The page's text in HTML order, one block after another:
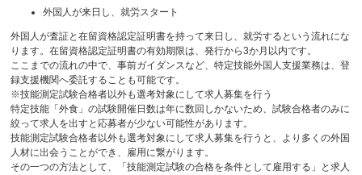
外国人が来日し、就労スタート
外国人が査証と在留資格認定証明書を持って来日し、就労するという流れにな
ります。在留資格認定証明書の有効期限は、発行から3か月以内です。
ここまでの流れの中で、事前ガイダンスなど、特定技能外国人支援業務は、登
録支援機関へ委託することも可能です。
※技能測定試験合格者以外も選考対象にして求人募集を行う
特定技能「外食」の試験開催日数は年に数回しかないため、試験合格者のみに
絞って求人を出すと応募者が少ない可能性があります。
技能測定試験合格者以外も選考対象にして求人募集を行うと、より多くの外国
人材に出会うことができ、雇用に繋がります。
その一つの方法として、「技能測定試験の合格を条件として雇用する」と求人